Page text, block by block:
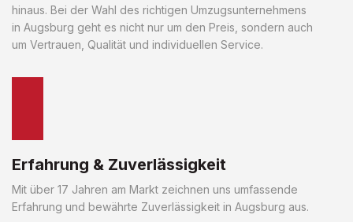
hinaus. Bei der Wahl des richtigen Umzugsunternehmens
in Augsburg geht es nicht nur um den Preis, sondern auch
um Vertrauen, Qualität und individuellen Service.
Erfahrung & Zuverlässigkeit
Mit über 17 Jahren am Markt zeichnen uns umfassende
Erfahrung und bewährte Zuverlässigkeit in Augsburg aus.